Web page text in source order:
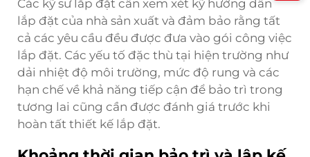
Các kỹ sư lắp đặt cần xem xét kỹ hướng dẫn
lắp đặt của nhà sản xuất và đảm bảo rằng tất
cả các yêu cầu đều được đưa vào gói công việc
lắp đặt. Các yếu tố đặc thù tại hiện trường như
dải nhiệt độ môi trường, mức độ rung và các
hạn chế về khả năng tiếp cận để bảo trì trong
tương lai cũng cần được đánh giá trước khi
hoàn tất thiết kế lắp đặt.